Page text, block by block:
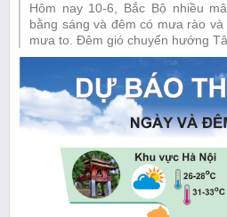
Hôm nay 10-6, Bắc Bộ nhiều
bằng sáng và đêm có mưa rào
mưa to. Đêm gió chuyển hướng